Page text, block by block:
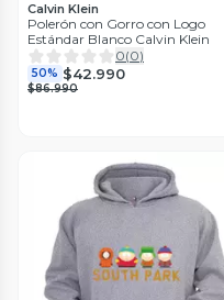
Calvin Klein
Polerón con Gorro con Logo
Estándar Blanco Calvin Klein
0(0)
50% $42.990
$86.990